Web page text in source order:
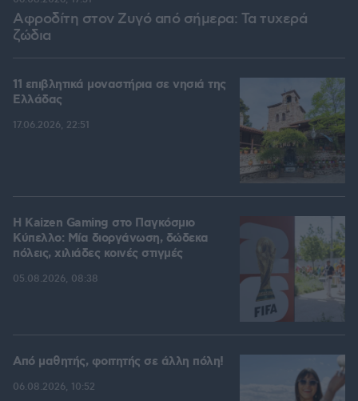
Αφροδίτη στον Ζυγό από σήμερα: Τα τυχερά
ζώδια
11 επιβλητικά μοναστήρια σε νησιά της
Ελλάδας
17.06.2026, 22:51
H Kaizen Gaming στο Παγκόσμιο
Kύπελλο: Μία διοργάνωση, δώδεκα
πόλεις, χιλιάδες κοινές στιγμές
05.08.2026, 08:38
Από μαθητής, φοιτητής σε άλλη πόλη!
06.08.2026, 10:52